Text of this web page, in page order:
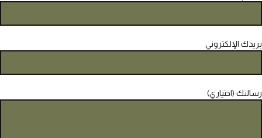
بريدك الإلكتروني
رسالتك (اختياري)